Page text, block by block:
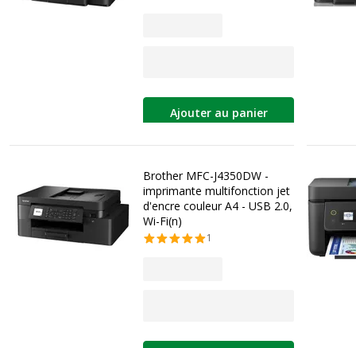
Ajouter au panier
Brother MFC-J4350DW -
imprimante multifonction jet
d'encre couleur A4 - USB 2.0,
Wi-Fi(n)
1